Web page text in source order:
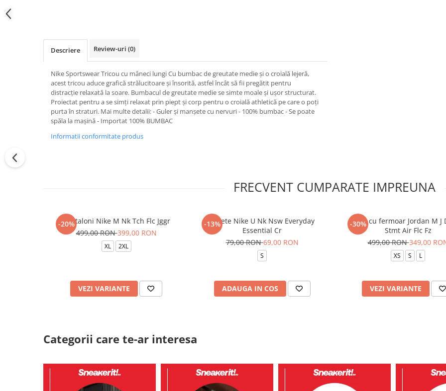
Descriere Review-uri (0)
Nike Sportswear Tricou cu mâneci lungi Cu bumbac de greutate medie și o croială lejeră,
acest tricou aduce grafică strălucitoare și însorită, astfel încât să fii pregătit pentru
distracție relaxată la soare. Bumbacul de greutate medie se simte moale și ușor structurat.
Proiectat pentru a se simți relaxat prin piept și corp pentru o croială athletică pe care o poți
purta în straturi. Mai multe detalii: - Guler și manșete cu nervuri - 100% bumbac - Se poate
spăla la mașină - Importat 100% BUMBAC
Informatii conformitate produs
FRECVENT CUMPARATE IMPREUNA
-20%
Pantaloni Nike M Nk Tch Flc Jggr
499,00 RON399,00 RON
XL 2XL
VEZI VARIANTE
-13%
Sosete Nike U Nk Nsw Everyday
Essential Cr
79,00 RON69,00 RON
S
ADAUGA IN COS
-30%
Bluza cu fermoar Jordan M J
Stmt Air Flc Fz
499,00 RON349,00
XS S L
VEZI VARIANTE
Categorii care te-ar interesa